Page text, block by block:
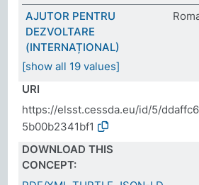
AJUTOR PENTRU
DEZVOLTARE
(INTERNAȚIONAL)
[show all 19 values]
URI
https://elsst.cessda.eu/id/5/
5b00b2341bf1
DOWNLOAD THIS
CONCEPT: